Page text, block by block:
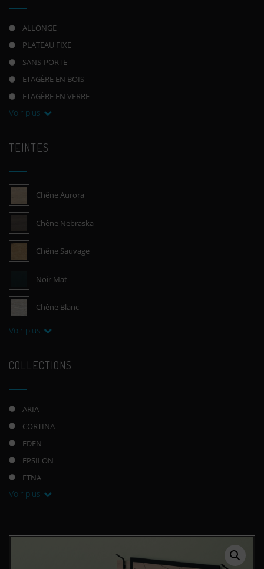
ALLONGE
PLATEAU FIXE
SANS-PORTE
ETAGÈRE EN BOIS
ETAGÈRE EN VERRE
Voir plus
TEINTES
Chêne Aurora
Chêne Nebraska
Chêne Sauvage
Noir Mat
Chêne Blanc
Voir plus
COLLECTIONS
ARIA
CORTINA
EDEN
EPSILON
ETNA
Voir plus